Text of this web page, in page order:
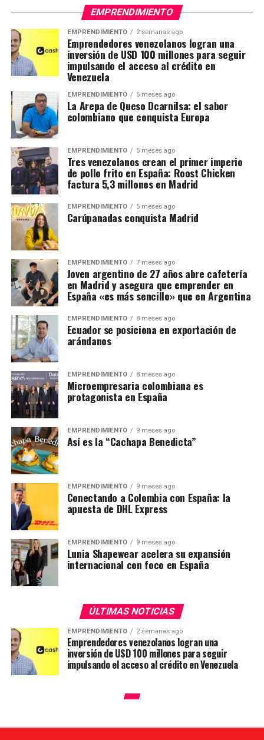
EMPRENDIMIENTO
EMPRENDIMIENTO 2 semanas ago
Emprendedores venezolanos logran una
inversión de USD 100 millones para seguir
impulsando el acceso al crédito en
Venezuela
EMPRENDIMIENTO 5 meses ago
La Arepa de Queso Dcarnilsa: el sabor
colombiano que conquista Europa
EMPRENDIMIENTO 5 meses ago
Tres venezolanos crean el primer imperio
de pollo frito en España: Roost Chicken
factura 5,3 millones en Madrid
EMPRENDIMIENTO 5 meses ago
Carúpanadas conquista Madrid
EMPRENDIMIENTO 7 meses ago
Joven argentino de 27 años abre cafetería
en Madrid y asegura que emprender en
España «es más sencillo» que en Argentina
EMPRENDIMIENTO 8 meses ago
Ecuador se posiciona en exportación de
arándanos
EMPRENDIMIENTO 8 meses ago
Microempresaria colombiana es
protagonista en España
EMPRENDIMIENTO 9 meses ago
Así es la “Cachapa Benedicta”
EMPRENDIMIENTO 9 meses ago
Conectando a Colombia con España: la
apuesta de DHL Express
EMPRENDIMIENTO 9 meses ago
Lunia Shapewear acelera su expansión
internacional con foco en España
ÚLTIMAS NOTICIAS
EMPRENDIMIENTO 2 semanas ago
Emprendedores venezolanos logran una
inversión de USD 100 millones para seguir
impulsando el acceso al crédito en Venezuela